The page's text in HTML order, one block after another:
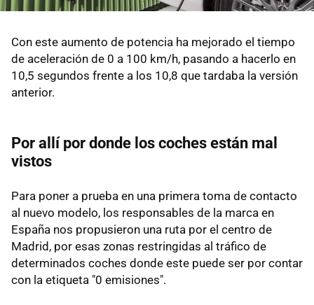
Con este aumento de potencia ha mejorado el tiempo
de aceleración de 0 a 100 km/h, pasando a hacerlo en
10,5 segundos frente a los 10,8 que tardaba la versión
anterior.
Por allí por donde los coches están mal
vistos
Para poner a prueba en una primera toma de contacto
al nuevo modelo, los responsables de la marca en
España nos propusieron una ruta por el centro de
Madrid, por esas zonas restringidas al tráfico de
determinados coches donde este puede ser por contar
con la etiqueta "0 emisiones".